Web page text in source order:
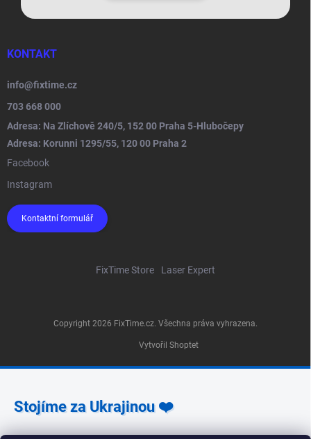
KONTAKT
info@fixtime.cz
703 668 000
Adresa: Na Zlíchově 240/5, 152 00 Praha 5-Hlubočepy
Adresa: Korunni 1295/55, 120 00 Praha 2
Facebook
Instagram
Kontaktní formulář
FixTime Store Laser Expert
Vytvořil Shoptet
Copyright 2026 FixTime.cz. Všechna práva vyhrazena.
Stojíme za Ukrajinou ❤️